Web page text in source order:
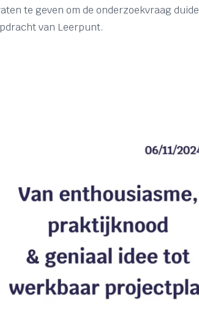
te geven om de onderzoekvraag
van Leerpunt.